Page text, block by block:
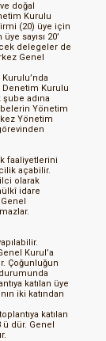
doğal
Kurulu
(20) üye için
sayısı 20’
delegeler de
Genel
Denetim Kurulu
adına
Yönetim
Yönetim
faaliyetlerini
açabilir.
olarak
idare
Kurul’a
Çoğunluğun
katılan üye
iki katından
katılan
ü dür. Genel